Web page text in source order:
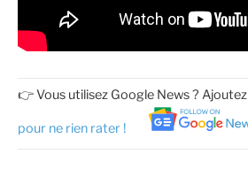
👉 Vous utilisez Google News ? Ajoutez
pour ne rien rater !